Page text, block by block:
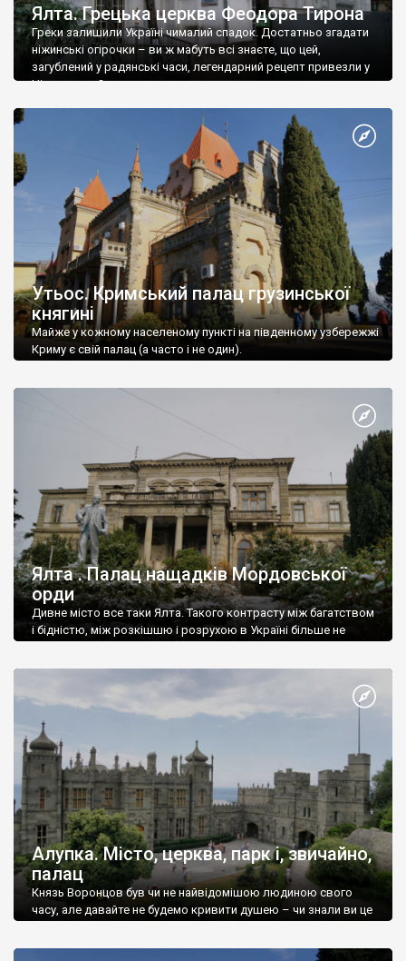
Ялта. Грецька церква Феодора Тирона
Греки залишили Україні чималий спадок. Достатньо згадати
ніжинські огірочки – ви ж мабуть всі знаєте, що цей,
загублений у радянські часи, легендарний рецепт привезли у
Ніжин греки?
Утьос. Кримський палац грузинської
княгині
Майже у кожному населеному пункті на південному узбережжі
Криму є свій палац (а часто і не один).
Ялта . Палац нащадків Мордовської
орди
Дивне місто все таки Ялта. Такого контрасту між багатством
і бідністю, між розкішшю і розрухою в Україні більше не
Алупка. Місто, церква, парк і, звичайно,
палац
Князь Воронцов був чи не найвідомішою людиною свого
часу, але давайте не будемо кривити душею – чи знали ви це